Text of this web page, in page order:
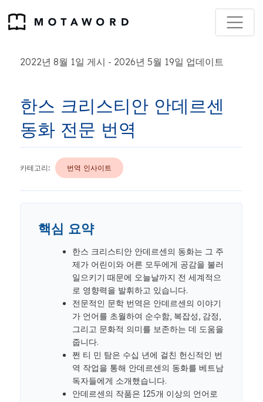
2022년 8월 1일 게시 - 2026년 5월 19일 업데이트
한스 크리스티안 안데르센
동화 전문 번역
카테고리: 번역 인사이트
핵심 요약
한스 크리스티안 안데르센의 동화는 그 주
제가 어린이와 어른 모두에게 공감을 불러
일으키기 때문에 오늘날까지 전 세계적으
로 영향력을 발휘하고 있습니다.
전문적인 문학 번역은 안데르센의 이야기
가 언어를 초월하여 순수함, 복잡성, 감정,
그리고 문화적 의미를 보존하는 데 도움을
줍니다.
쩐 티 민 탐은 수십 년에 걸친 헌신적인 번
역 작업을 통해 안데르센의 동화를 베트남
독자들에게 소개했습니다.
안데르센의 작품은 125개 이상의 언어로